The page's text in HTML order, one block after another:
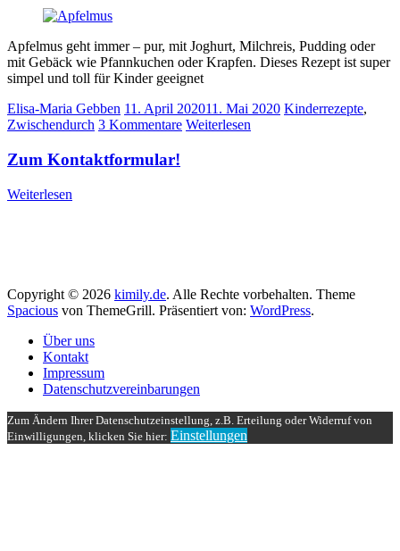
Apfelmus geht immer – pur, mit Joghurt, Milchreis, Pudding oder
mit Gebäck wie Pfannkuchen oder Krapfen. Dieses Rezept ist super
simpel und toll für Kinder geeignet
Elisa-Maria Gebben 11. April 202011. Mai 2020 Kinderrezepte,
Zwischendurch 3 Kommentare Weiterlesen
Zum Kontaktformular!
Weiterlesen
Copyright © 2026 kimily.de. Alle Rechte vorbehalten. Theme
Spacious von ThemeGrill. Präsentiert von: WordPress.
Über uns
Kontakt
Impressum
Datenschutzvereinbarungen
Zum Ändern Ihrer Datenschutzeinstellung, z.B. Erteilung oder Widerruf von
Einwilligungen, klicken Sie hier: Einstellungen